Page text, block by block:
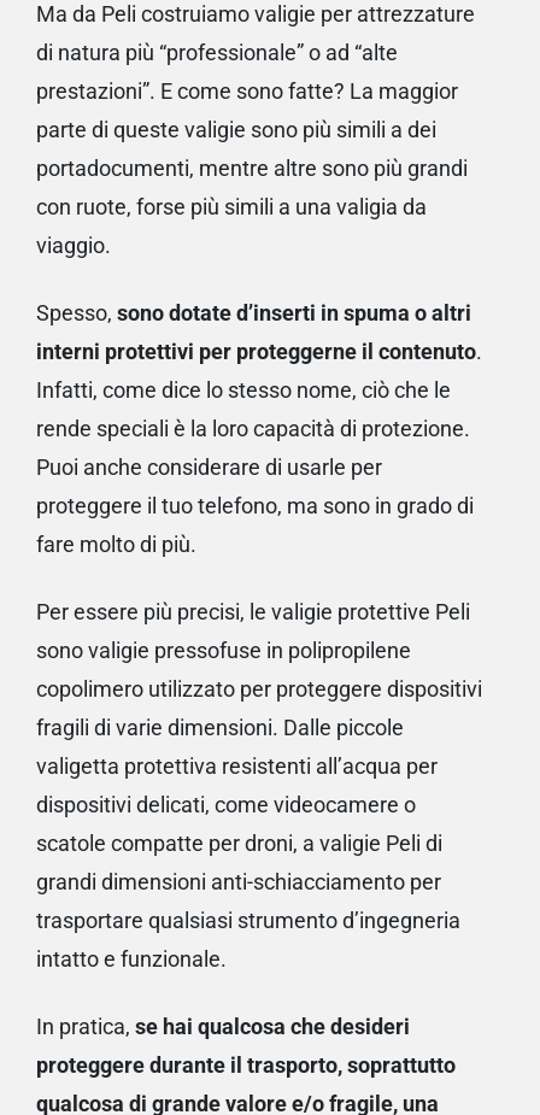
Ma da Peli costruiamo valigie per attrezzature
di natura più “professionale” o ad “alte
prestazioni”. E come sono fatte? La maggior
parte di queste valigie sono più simili a dei
portadocumenti, mentre altre sono più grandi
con ruote, forse più simili a una valigia da
viaggio.
Spesso, sono dotate d’inserti in spuma o altri
interni protettivi per proteggerne il contenuto.
Infatti, come dice lo stesso nome, ciò che le
rende speciali è la loro capacità di protezione.
Puoi anche considerare di usarle per
proteggere il tuo telefono, ma sono in grado di
fare molto di più.
Per essere più precisi, le valigie protettive Peli
sono valigie pressofuse in polipropilene
copolimero utilizzato per proteggere dispositivi
fragili di varie dimensioni. Dalle piccole
valigetta protettiva resistenti all’acqua per
dispositivi delicati, come videocamere o
scatole compatte per droni, a valigie Peli di
grandi dimensioni anti-schiacciamento per
trasportare qualsiasi strumento d’ingegneria
intatto e funzionale.
In pratica, se hai qualcosa che desideri
proteggere durante il trasporto, soprattutto
qualcosa di grande valore e/o fragile, una